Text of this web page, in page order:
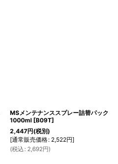
MSメンテナンススプレー詰替パック
1000ml [B09T]
2,447円(税別)
[通常販売価格: 2,522円]
(税込 : 2,692円)